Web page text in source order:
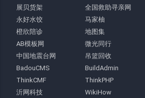
展贝货架
全国救助寻亲网
永好水饺
马家柚
橙欣陪诊
地图集
AB模板网
微光同行
中国地震台网
吊篮回收
BadouCMS
BuildAdmin
ThinkCMF
ThinkPHP
沂网科技
WikiHow